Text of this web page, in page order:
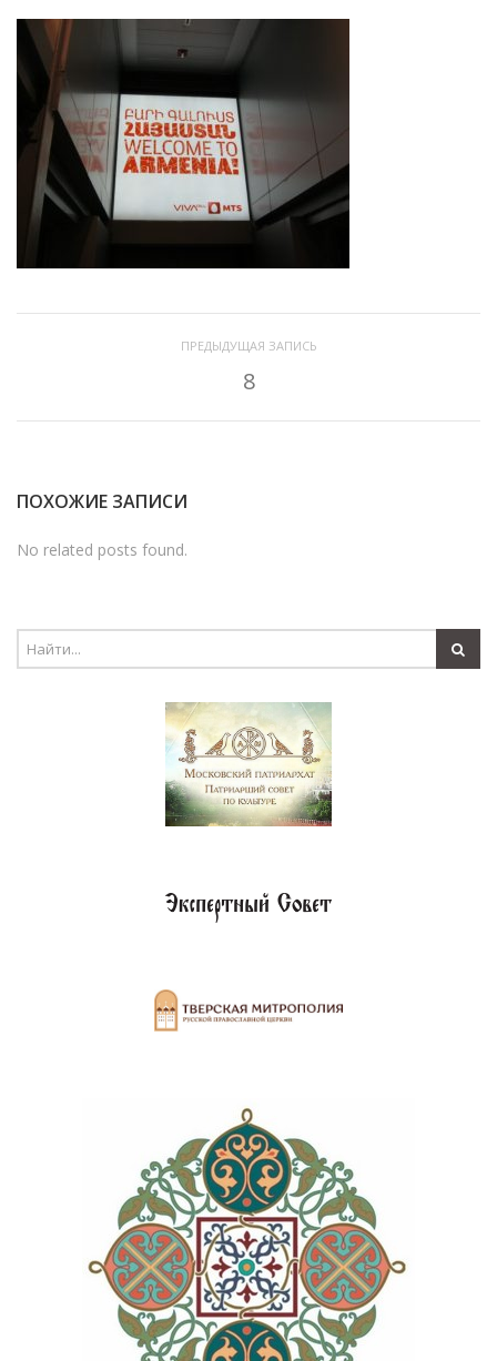
ПРЕДЫДУЩАЯ ЗАПИСЬ
8
ПОХОЖИЕ ЗАПИСИ
No related posts found.